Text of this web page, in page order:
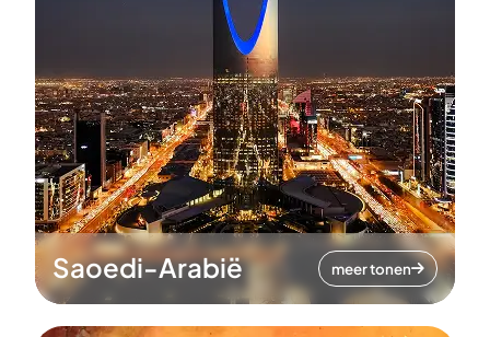
Saoedi-Arabië meer tonen